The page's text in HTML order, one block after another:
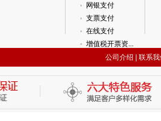
网银支付
支票支付
在线支付
增值税开票资...
公司介绍
联系